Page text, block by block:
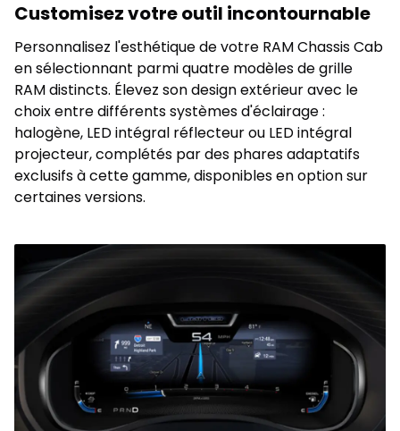
Customisez votre outil incontournable
Personnalisez l'esthétique de votre RAM Chassis Cab
en sélectionnant parmi quatre modèles de grille
RAM distincts. Élevez son design extérieur avec le
choix entre différents systèmes d'éclairage :
halogène, LED intégral réflecteur ou LED intégral
projecteur, complétés par des phares adaptatifs
exclusifs à cette gamme, disponibles en option sur
certaines versions.